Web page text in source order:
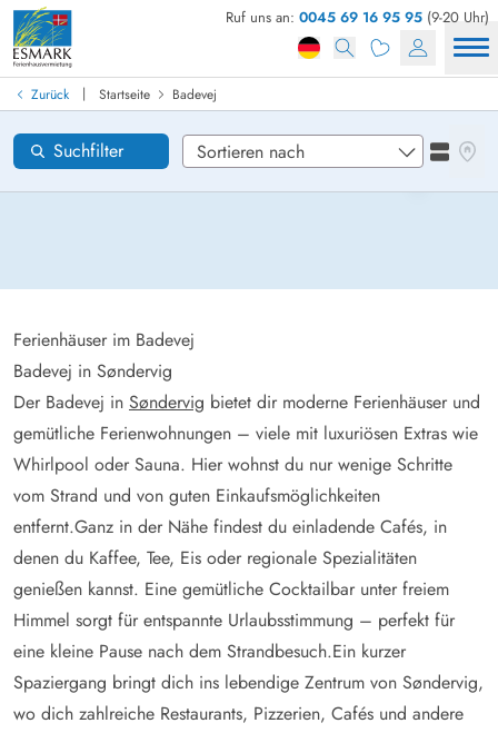
Ruf uns an: 0045 69 16 95 95 (9-20 Uhr)
Zurück | Startseite Badevej
Badevej
Ferienhäuser im Badevej
Badevej in Søndervig
Der Badevej in Søndervig bietet dir moderne Ferienhäuser und
gemütliche Ferienwohnungen – viele mit luxuriösen Extras wie
Whirlpool oder Sauna. Hier wohnst du nur wenige Schritte
vom Strand und von guten Einkaufsmöglichkeiten
entfernt.Ganz in der Nähe findest du einladende Cafés, in
denen du Kaffee, Tee, Eis oder regionale Spezialitäten
genießen kannst. Eine gemütliche Cocktailbar unter freiem
Himmel sorgt für entspannte Urlaubsstimmung – perfekt für
eine kleine Pause nach dem Strandbesuch.Ein kurzer
Spaziergang bringt dich ins lebendige Zentrum von Søndervig,
wo dich zahlreiche Restaurants, Pizzerien, Cafés und andere
Suchfilter
Ferienhaus in Dänemark finden
Anreise
Gebiete